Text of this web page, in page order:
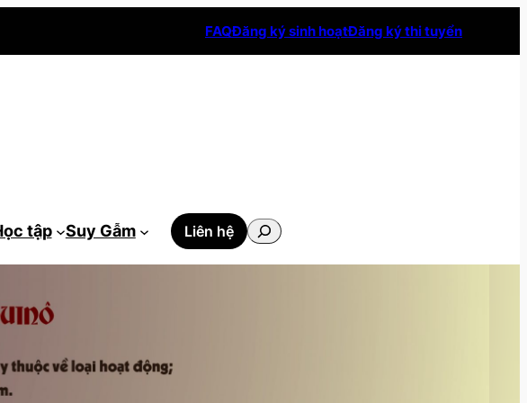
FAQĐăng ký sinh hoạtĐăng ký thi tuyển
tập Suy Gẫm Liên hệ
Tìm
kiếm